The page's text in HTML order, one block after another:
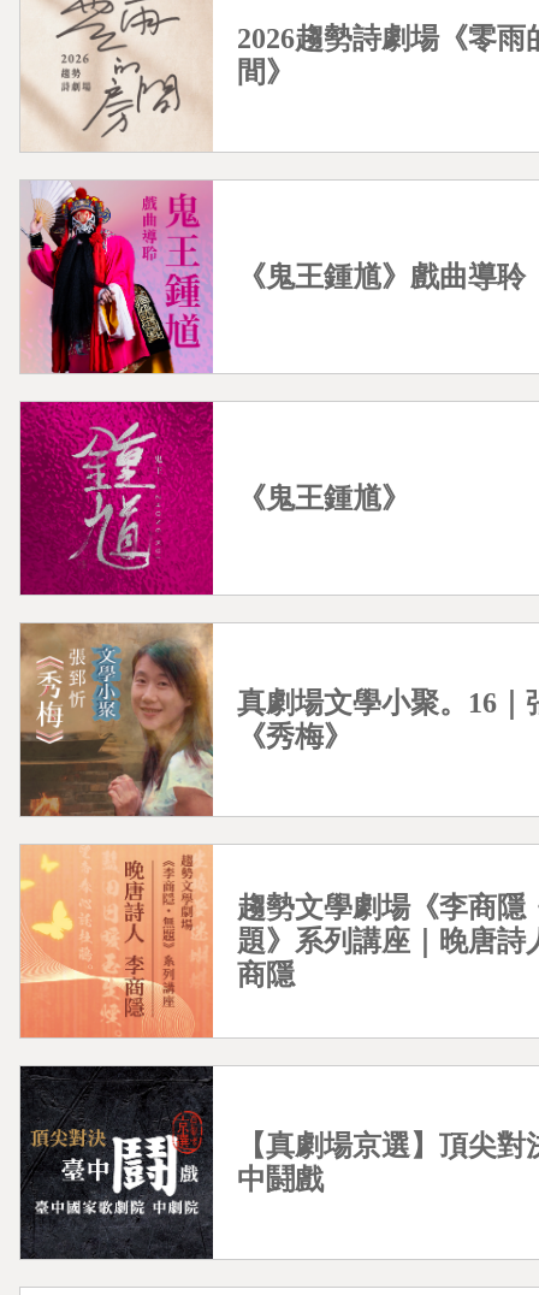
已加入購物書包
繼續購物
2026趨勢詩劇場《零雨
間》
《鬼王鍾馗》戲曲導聆
《鬼王鍾馗》
真劇場文學小聚。16｜
《秀梅》
趨勢文學劇場《李商隱
題》系列講座｜晚唐詩
商隱
【真劇場京選】頂尖對
中鬪戲